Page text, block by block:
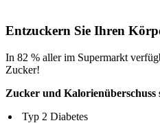
Entzuckern Sie Ihren
In 82 % aller im Supermarkt
Zucker!
Zucker und
Typ 2 Diabetes